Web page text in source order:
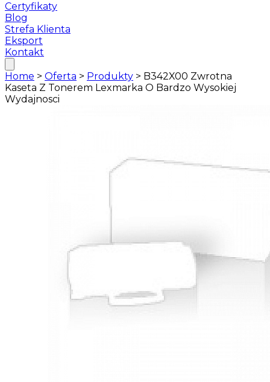
Certyfikaty
Blog
Strefa Klienta
Eksport
Kontakt
Home > Oferta > Produkty > B342X00 Zwrotna
Kaseta Z Tonerem Lexmarka O Bardzo Wysokiej
Wydajnosci